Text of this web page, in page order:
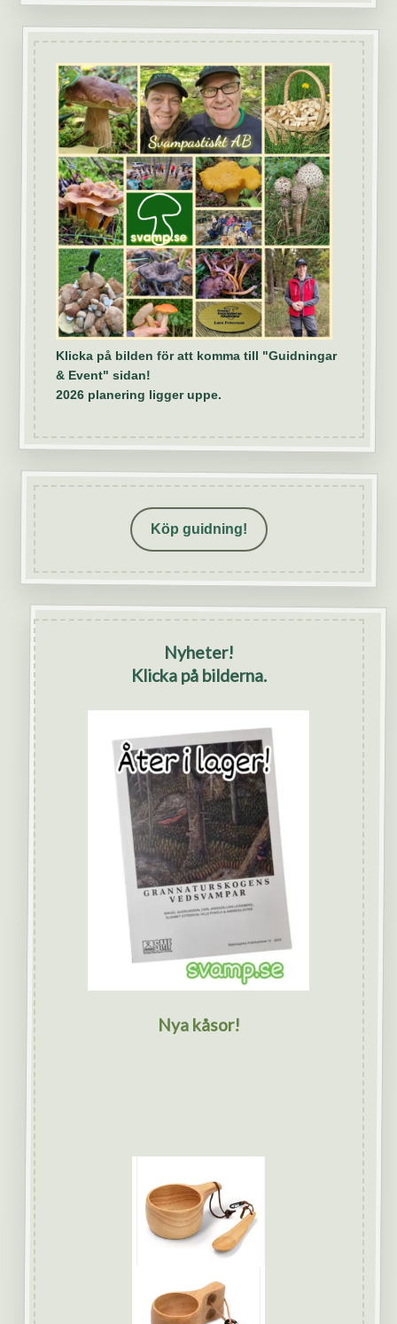
Klicka på bilden för att komma till "Guidningar
& Event" sidan!
2026 planering ligger uppe.
Köp guidning!
Nyheter!
Klicka på bilderna.
Nya kåsor!